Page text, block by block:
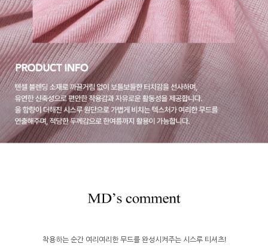
착용하는 순간 여리여리한 무드를 완성시켜주는 시스루 티셔츠!